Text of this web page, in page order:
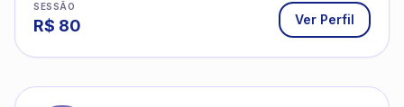
SESSÃO
R$ 80 Ver Perfil